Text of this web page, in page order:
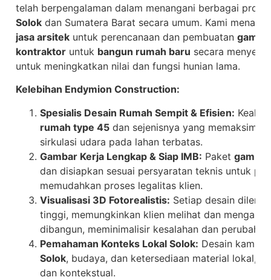
telah berpengalaman dalam menangani berbagai
Solok dan Sumatera Barat secara umum. Kami
jasa arsitek untuk perencanaan dan pembuatan
kontraktor untuk bangun rumah baru secara
untuk meningkatkan nilai dan fungsi hunian lama.
Kelebihan Endymion Construction:
Spesialis Desain Rumah Sempit & Efisien:
rumah type 45 dan sejenisnya yang
sirkulasi udara pada lahan terbatas.
Gambar Kerja Lengkap & Siap IMB: Paket gambar
dan disiapkan sesuai persyaratan teknis untuk
memudahkan proses legalitas klien.
Visualisasi 3D Fotorealistis: Setiap desain
tinggi, memungkinkan klien melihat dan
dibangun, meminimalisir kesalahan dan
Pemahaman Konteks Lokal Solok: Desain kami
Solok, budaya, dan ketersediaan material lokal,
dan kontekstual.